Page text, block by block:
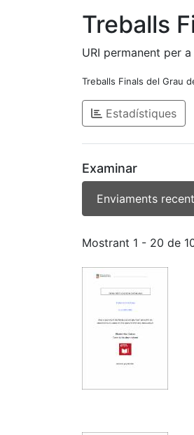
Treballs
URI permanent per
Treballs Finals del Grau
Estadístiques
Examinar
Enviaments
Enviaments
Mostrant 1 - 20 de